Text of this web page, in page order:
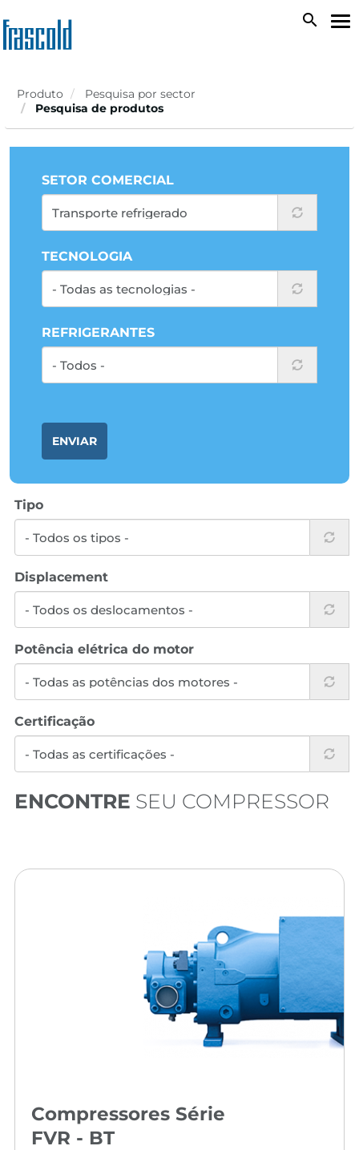
para
o
principal
search
Produto
Pesquisa por sector
Pesquisa de produtos
SETOR COMERCIAL
TECNOLOGIA
REFRIGERANTES
ENVIAR
Tipo
Displacement
Potência elétrica do motor
Certificação
ENCONTRE SEU COMPRESSOR
Compressores Série
FVR - BT